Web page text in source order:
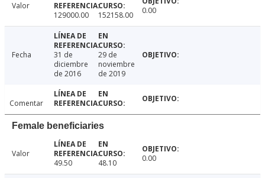
Valor
129000.00
152158.00 0.00
Fecha
31 de
diciembre
de 2016
29 de
noviembre
de 2019
Comentar
Female beneficiaries
Valor
49.50
48.10 0.00